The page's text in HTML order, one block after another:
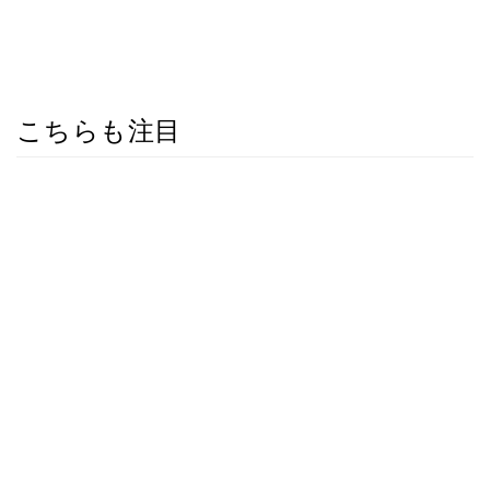
こちらも注目